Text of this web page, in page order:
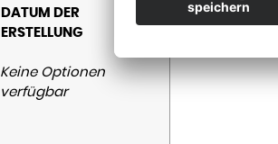
DATUM DER
ERSTELLUNG
Keine Optionen
verfügbar